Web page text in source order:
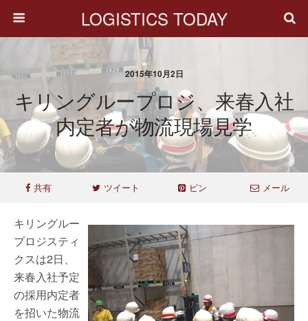
LOGISTICS TODAY
2015年10月2日
キリングループロジ、来春入社
内定者が物流現場見学
共有 ツイート ピン メール
キリングルー
プロジスティ
クスは2日、
来春入社予定
の採用内定者
を招いた物流